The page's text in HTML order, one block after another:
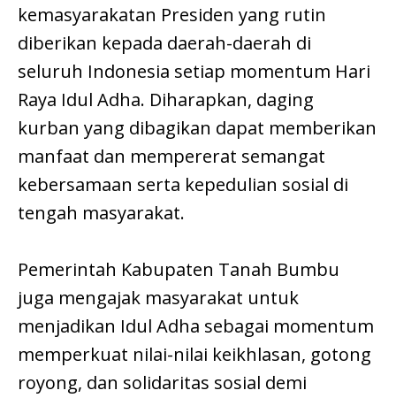
kemasyarakatan Presiden yang rutin
diberikan kepada daerah-daerah di
seluruh Indonesia setiap momentum Hari
Raya Idul Adha. Diharapkan, daging
kurban yang dibagikan dapat memberikan
manfaat dan mempererat semangat
kebersamaan serta kepedulian sosial di
tengah masyarakat.
Pemerintah Kabupaten Tanah Bumbu
juga mengajak masyarakat untuk
menjadikan Idul Adha sebagai momentum
memperkuat nilai-nilai keikhlasan, gotong
royong, dan solidaritas sosial demi